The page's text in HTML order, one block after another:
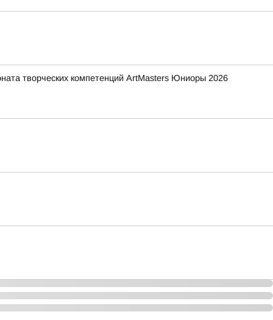
творческих компетенций ArtMasters Юниоры 2026